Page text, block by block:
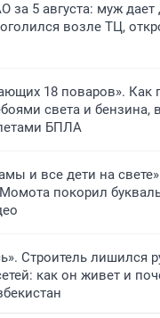
за 5 августа: муж дает
возле ТЦ,
18 поваров». Как
света и бензина,
БПЛА
и все дети на
покорил
Строитель лишился
как он живет и